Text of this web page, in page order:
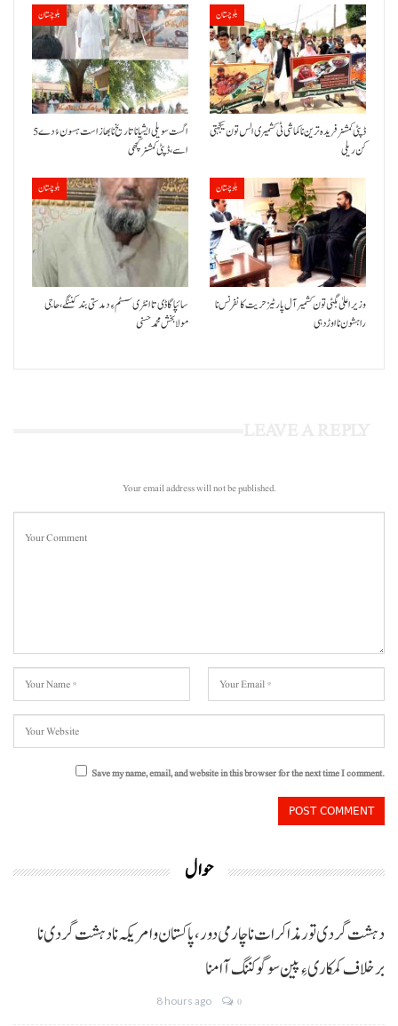
بلوچستان
5 اگست سویلی ایشیا نا تاریخ نا بھاز است ہسون ءُ دے
اسے،ڈپٹی کمشنر کچھی
بلوچستان
ڈپٹی کمشنر فریدہ ترین نا کماشی ٹی کشمیری الس تون یکجہتی
کن ریلی
بلوچستان
سائپا گاڈی تا انٹری سسٹم ءِ دمدستی بند کننگے، حاجی
مولا بخش محمد حسنی
بلوچستان
وزیر اعلیٰ بگٹی تون کشمیر آل پارٹیز حریت کانفرنس نا
راہشون نا اوڑدہی
Your email address will not be published.
Save my name, email, and website in this browser for the next time I comment.
حوال
دہشت گردی تور مذاکرات نا چارمی دور،پاکستان و امریکہ نا دہشت گردی نا
برخلاف کمکاری ءِ پین سوگو کننگ آ امنا
8 hours ago 0